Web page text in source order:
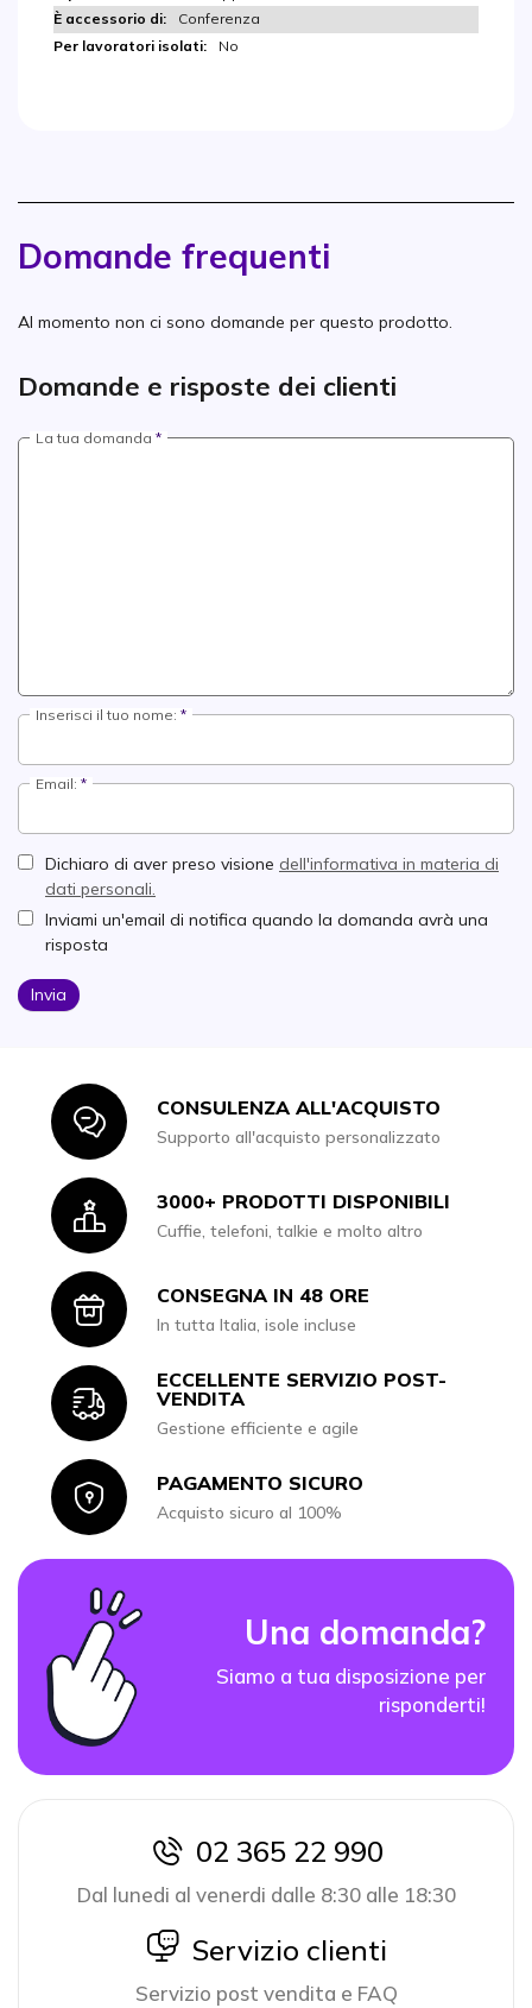
Conferenza
No
Domande frequenti
Al momento non ci sono domande per questo prodotto.
Domande e risposte dei clienti
La tua domanda
Inserisci il tuo nome:
Email:
Dichiaro di aver preso visione dell'informativa in materia di
dati personali.
Inviami un'email di notifica quando la domanda avrà una
risposta
Invia
IconCONSULENZA ALL'ACQUISTO
Supporto all'acquisto personalizzato
Icon3000+ PRODOTTI DISPONIBILI
Cuffie, telefoni, talkie e molto altro
IconCONSEGNA IN 48 ORE
In tutta Italia, isole incluse
Icon
ECCELLENTE SERVIZIO POST-
VENDITA
Gestione efficiente e agile
IconPAGAMENTO SICURO
Acquisto sicuro al 100%
Una domanda?
Siamo a tua disposizione per
risponderti!
icon
02 365 22 990
Dal lunedi al venerdi dalle 8:30 alle 18:30
icon
Servizio clienti
Servizio post vendita e FAQ